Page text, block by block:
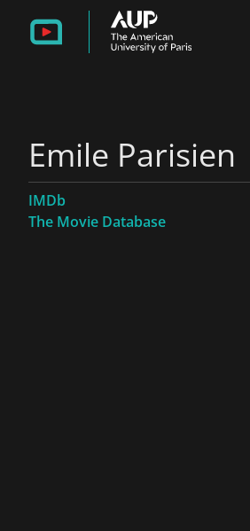
Emile Parisien
IMDb
The Movie Database